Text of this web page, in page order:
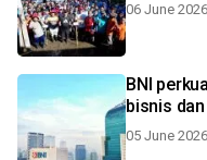
06 June
BNI
bisnis
05 June